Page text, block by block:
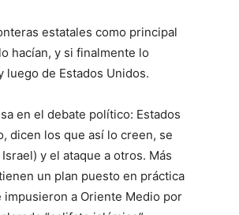
estatales como principal
hacían, y si finalmente lo
de Estados Unidos.
en el debate político: Estados
dicen los que así lo creen, se
y el ataque a otros. Más
un plan puesto en práctica
a Oriente Medio por